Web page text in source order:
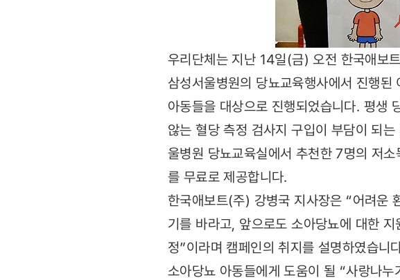
우리단체는 지난 14일(금) 오전 한국애보
삼성서울병원의 당뇨교육행사에서 진행
아동들을 대상으로 진행되었습니다. 평생
않는 혈당 측정 검사지 구입이 부담이 되
울병원 당뇨교육실에서 추천한 7명의 저
를 무료로 제공합니다.
한국애보트(주) 강병국 지사장은 “어려운
기를 바라고, 앞으로도 소아당뇨에 대한
정”이라며 캠페인의 취지를 설명하였습니
소아당뇨 아동들에게 도움이 될 “사랑나